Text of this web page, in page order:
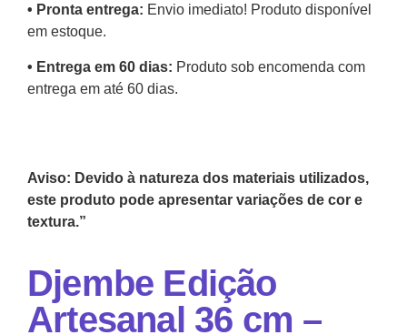
•⁠ ⁠Pronta entrega: Envio imediato! Produto disponível
em estoque.
•⁠ Entrega em 60 dias: Produto sob encomenda com
entrega em até 60 dias.
Aviso: Devido à natureza dos materiais utilizados,
este produto pode apresentar variações de cor e
textura.”
Djembe Edição
Artesanal 36 cm –